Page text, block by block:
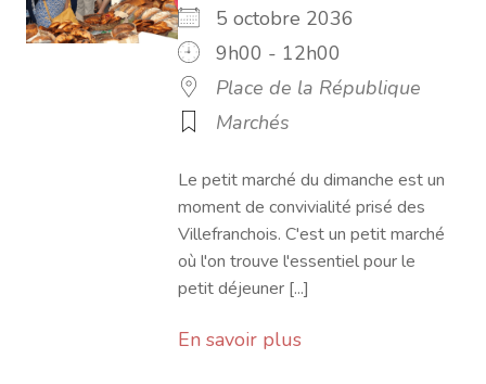
5 octobre 2036
9h00 - 12h00
Place de la République
Marchés
Le petit marché du dimanche est un
moment de convivialité prisé des
Villefranchois. C'est un petit marché
où l'on trouve l'essentiel pour le
petit déjeuner [...]
En savoir plus